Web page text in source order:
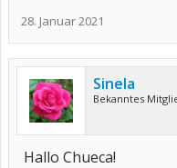
28. Januar 2021
Sinela
Bekanntes
Hallo Chueca!